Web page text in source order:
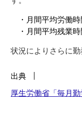
・月間平均労働
・月間平均残業
状況によりさらに
出典
厚生労働省「毎月